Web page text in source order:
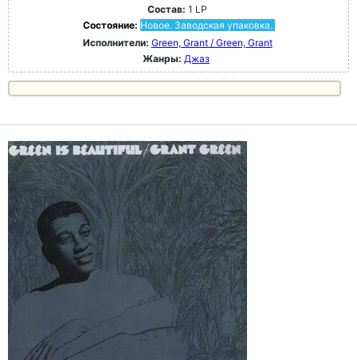
Состав: 1 LP
Состояние: Новое. Заводская упаковка.
Исполнители: Green, Grant / Green, Grant
Жанры: Джаз